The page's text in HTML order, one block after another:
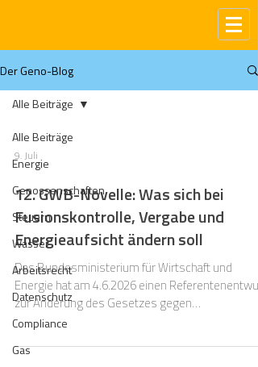
Der Geno-Blog
Alle Beiträge
Energie
Genossenschaften
Steuern
Wasser
Arbeitsrecht
Datenschutz
Compliance
Gas
Alle Beiträge
9. Juli
12. GWB-Novelle: Was sich bei
Fusionskontrolle, Vergabe und
Energieaufsicht ändern soll
Das Bundesministerium für Wirtschaft und
Energie hat am 4.6.2026 einen Referentenentwurf
zur Änderung des Gesetzes gegen
Wettbewerbsbeschränkungen (GWB) vorgelegt.